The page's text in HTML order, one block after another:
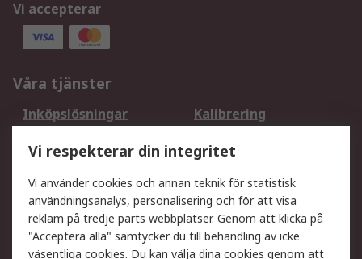
Vi accepterar
Våra tjänster
Inköpslösningar
Kalibrering
DesignSpark
Teknisk Support
Ditt lokala säljteam
Exportlösningar
Support
Få hjälp Retur av varor
Vi respekterar din integritet
Vi använder cookies och annan teknik för statistisk
användningsanalys, personalisering och för att visa
reklam på tredje parts webbplatser. Genom att klicka på
"Acceptera alla" samtycker du till behandling av icke
väsentliga cookies. Du kan välja dina cookies genom att